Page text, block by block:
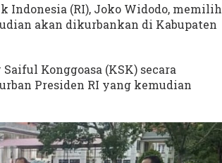
Indonesia (RI), Joko Widodo, memilih
akan dikurbankan di Kabupaten
Konggoasa (KSK) secara
Presiden RI yang kemudian